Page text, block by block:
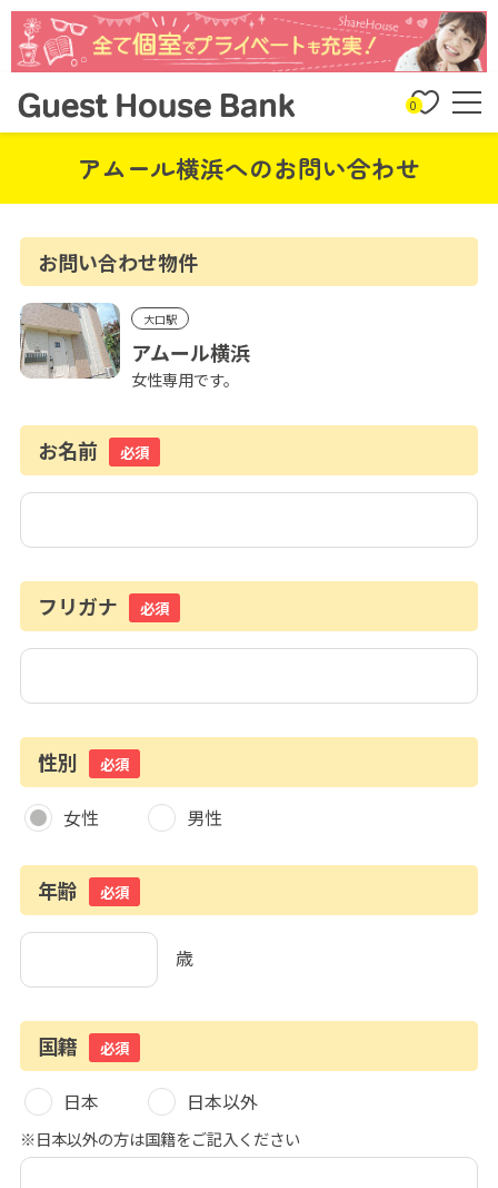
0
アムール横浜へのお問い合わせ
お問い合わせ物件
大口駅
アムール横浜
女性専用です。
お名前 必須
フリガナ 必須
性別 必須
女性 男性
年齢 必須
歳
国籍 必須
日本 日本以外
※日本以外の方は国籍をご記入ください